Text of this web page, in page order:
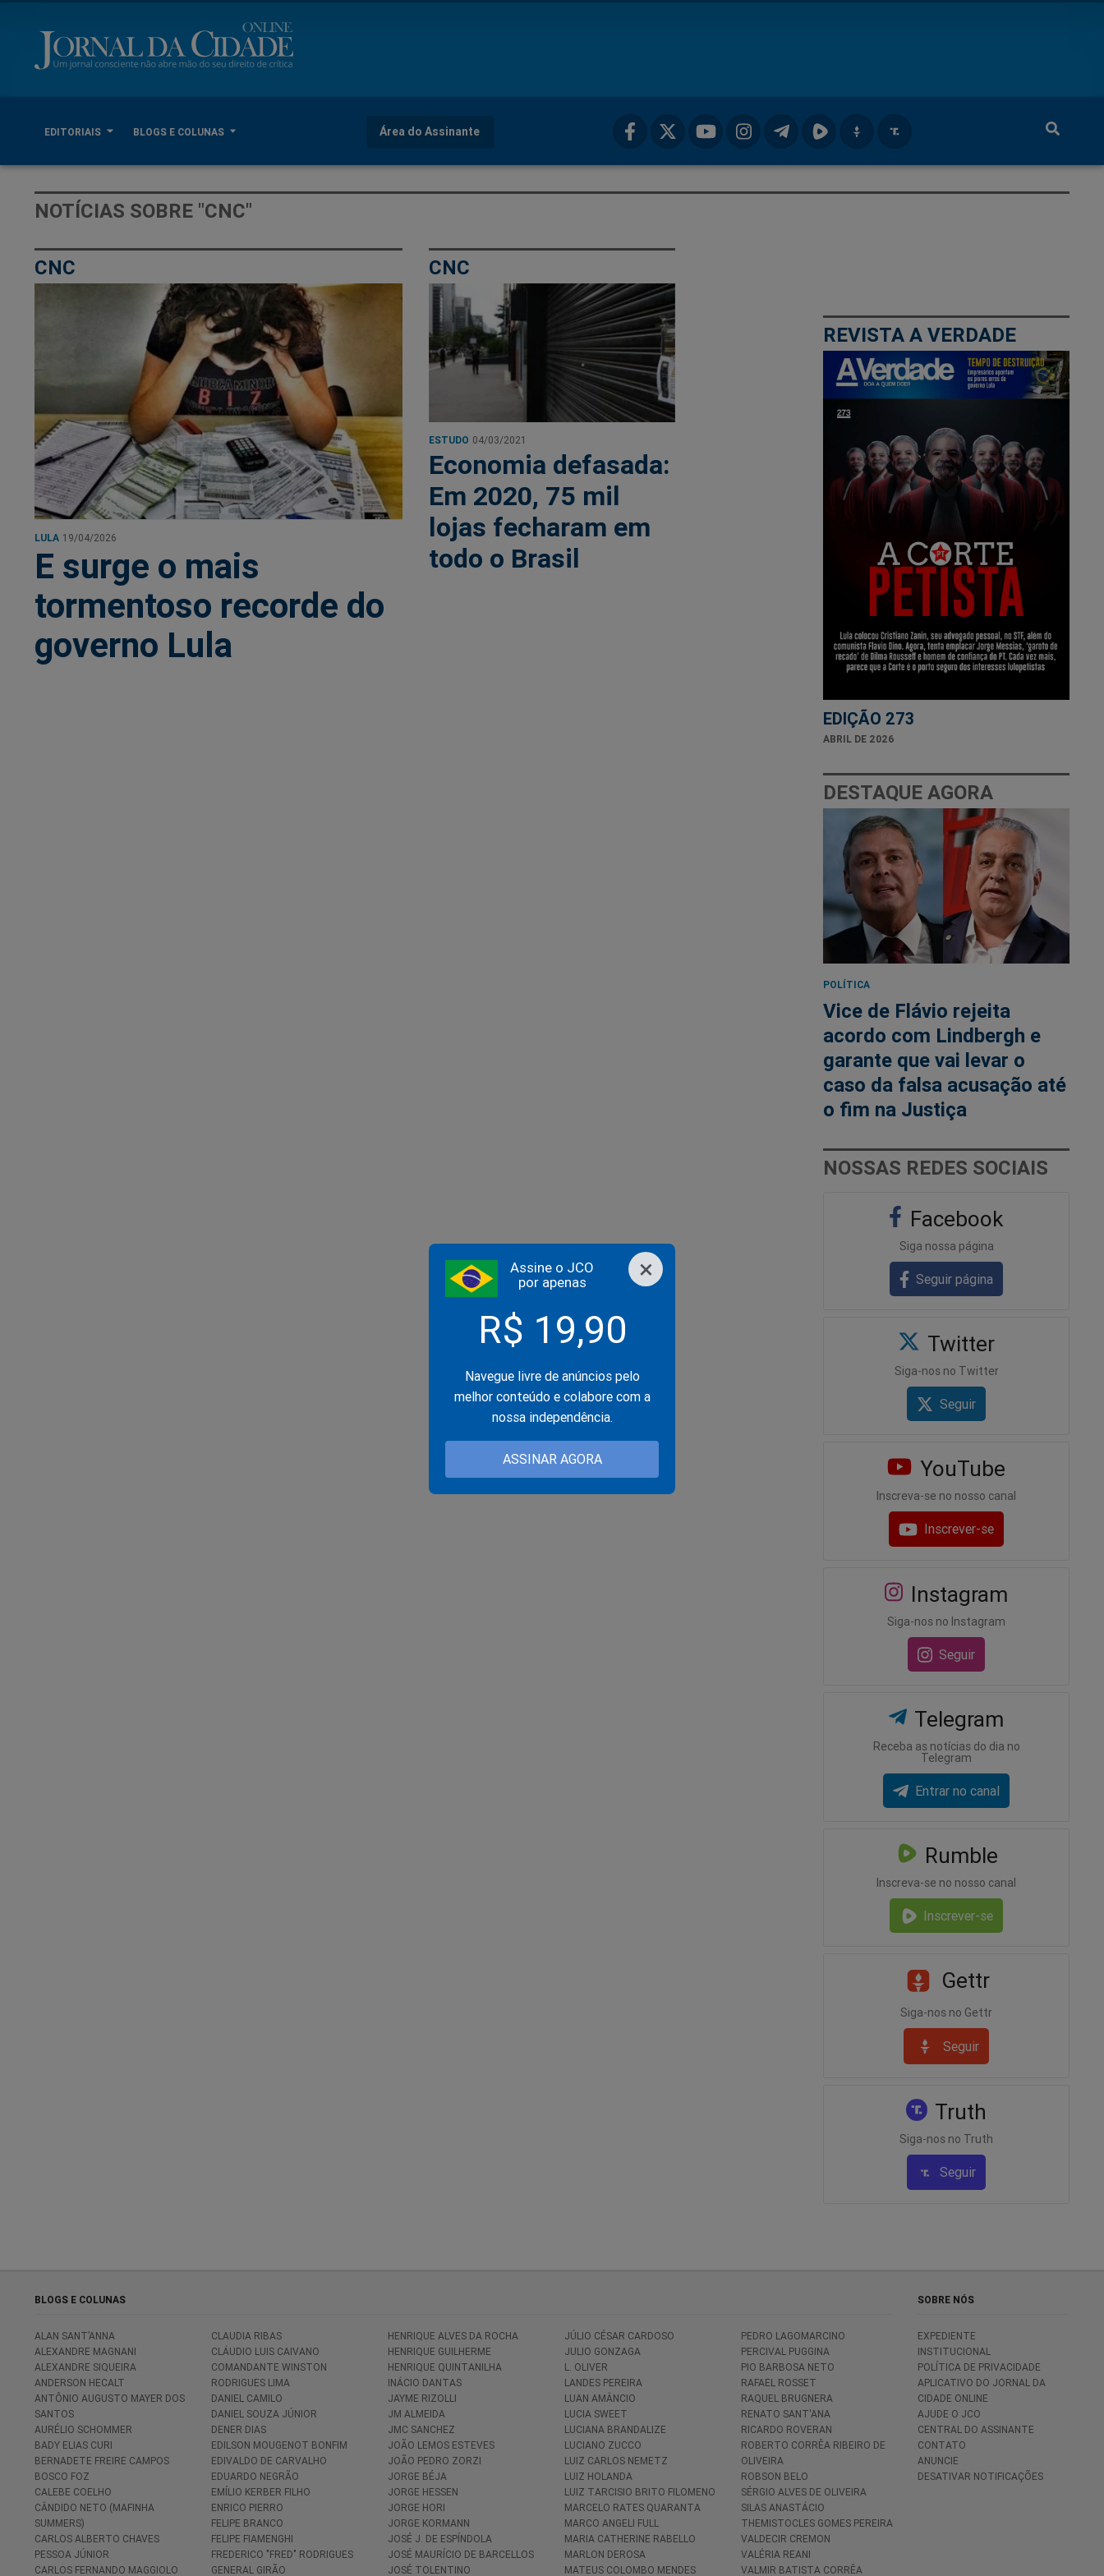
EDITORIAIS BLOGS E COLUNAS Área do Assinante
×
Assine o JCO
por apenas
R$ 19,90
Navegue livre de anúncios pelo
melhor conteúdo e colabore com a
nossa independência.
ASSINAR AGORA
NOTÍCIAS SOBRE "CNC"
CNC
LULA 19/04/2026
E surge o mais
tormentoso recorde do
governo Lula
CNC
ESTUDO 04/03/2021
Economia defasada:
Em 2020, 75 mil
lojas fecharam em
todo o Brasil
REVISTA A VERDADE
EDIÇÃO 273
ABRIL DE 2026
DESTAQUE AGORA
POLÍTICA
Vice de Flávio rejeita
acordo com Lindbergh e
garante que vai levar o
caso da falsa acusação até
o fim na Justiça
NOSSAS REDES SOCIAIS
Facebook
Siga nossa página
Seguir página
Twitter
Siga-nos no Twitter
Seguir
YouTube
Inscreva-se no nosso canal
Inscrever-se
Instagram
Siga-nos no Instagram
Seguir
Telegram
Receba as notícias do dia no
Telegram
Entrar no canal
Rumble
Inscreva-se no nosso canal
Inscrever-se
Gettr
Siga-nos no Gettr
Seguir
Truth
Siga-nos no Truth
Seguir
BLOGS E COLUNAS
ALAN SANT’ANNA
ALEXANDRE MAGNANI
ALEXANDRE SIQUEIRA
ANDERSON HECALT
ANTÔNIO AUGUSTO MAYER DOS
SANTOS
AURÉLIO SCHOMMER
BADY ELIAS CURI
BERNADETE FREIRE CAMPOS
BOSCO FOZ
CALEBE COELHO
CÂNDIDO NETO (MAFINHA
SUMMERS)
CARLOS ALBERTO CHAVES
PESSOA JÚNIOR
CARLOS FERNANDO MAGGIOLO
CLAUDIA RIBAS
CLÁUDIO LUIS CAIVANO
COMANDANTE WINSTON
RODRIGUES LIMA
DANIEL CAMILO
DANIEL SOUZA JÚNIOR
DENER DIAS
EDILSON MOUGENOT BONFIM
EDIVALDO DE CARVALHO
EDUARDO NEGRÃO
EMÍLIO KERBER FILHO
ENRICO PIERRO
FELIPE BRANCO
FELIPE FIAMENGHI
FREDERICO "FRED" RODRIGUES
GENERAL GIRÃO
HENRIQUE ALVES DA ROCHA
HENRIQUE GUILHERME
HENRIQUE QUINTANILHA
INÁCIO DANTAS
JAYME RIZOLLI
JM ALMEIDA
JMC SANCHEZ
JOÃO LEMOS ESTEVES
JOÃO PEDRO ZORZI
JORGE BÉJA
JORGE HESSEN
JORGE HORI
JORGE KORMANN
JOSÉ J. DE ESPÍNDOLA
JOSÉ MAURÍCIO DE BARCELLOS
JOSÉ TOLENTINO
JÚLIO CÉSAR CARDOSO
JULIO GONZAGA
L. OLIVER
LANDES PEREIRA
LUAN AMÂNCIO
LUCIA SWEET
LUCIANA BRANDALIZE
LUCIANO ZUCCO
LUIZ CARLOS NEMETZ
LUIZ HOLANDA
LUIZ TARCISIO BRITO FILOMENO
MARCELO RATES QUARANTA
MARCO ANGELI FULL
MARIA CATHERINE RABELLO
MARLON DEROSA
MATEUS COLOMBO MENDES
PEDRO LAGOMARCINO
PERCIVAL PUGGINA
PIO BARBOSA NETO
RAFAEL ROSSET
RAQUEL BRUGNERA
RENATO SANT'ANA
RICARDO ROVERAN
ROBERTO CORRÊA RIBEIRO DE
OLIVEIRA
ROBSON BELO
SÉRGIO ALVES DE OLIVEIRA
SILAS ANASTÁCIO
THEMISTOCLES GOMES PEREIRA
VALDECIR CREMON
VALÉRIA REANI
VALMIR BATISTA CORRÊA
SOBRE NÓS
EXPEDIENTE
INSTITUCIONAL
POLÍTICA DE PRIVACIDADE
APLICATIVO DO JORNAL DA
CIDADE ONLINE
AJUDE O JCO
CENTRAL DO ASSINANTE
CONTATO
ANUNCIE
DESATIVAR NOTIFICAÇÕES